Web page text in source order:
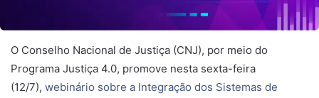
O Conselho Nacional de Justiça (CNJ), por meio do
Programa Justiça 4.0, promove nesta sexta-feira
(12/7), webinário sobre a Integração dos Sistemas de